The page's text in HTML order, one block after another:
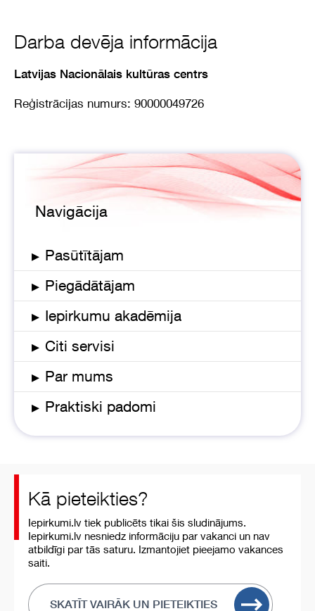
Darba devēja informācija
Latvijas Nacionālais kultūras centrs
Reģistrācijas numurs: 90000049726
Navigācija
▸ Pasūtītājam
▸ Piegādātājam
▸ Iepirkumu akadēmija
▸ Citi servisi
▸ Par mums
▸ Praktiski padomi
Kā pieteikties?
Iepirkumi.lv tiek publicēts tikai šis sludinājums.
Iepirkumi.lv nesniedz informāciju par vakanci un nav
atbildīgi par tās saturu. Izmantojiet pieejamo vakances
saiti.
SKATĪT VAIRĀK UN PIETEIKTIES